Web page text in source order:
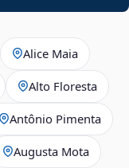
Alice Maia
Alto Floresta
Antônio Pimenta
Augusta Mota